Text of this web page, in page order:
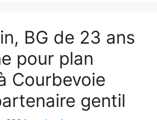
BG de 23 ans
pour plan
Courbevoie
gentil